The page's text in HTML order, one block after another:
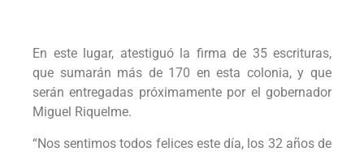
En este lugar, atestiguó la firma de 35 escrituras,
que sumarán más de 170 en esta colonia, y que
serán entregadas próximamente por el gobernador
Miguel Riquelme.
“Nos sentimos todos felices este día, los 32 años de